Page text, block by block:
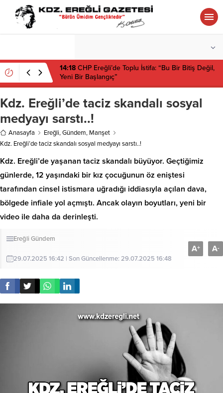
14:18 CHP Ereğli’de Toplu İstifa: “Bu Bir Bitiş Değil,
Yeni Bir Başlangıç”
Kdz. Ereğli’de taciz skandalı sosyal
medyayı sarstı..!
Anasayfa Ereğli,Gündem, Manşet
Kdz. Ereğli’de taciz skandalı sosyal medyayı sarstı..!
Kdz. Ereğli’de yaşanan taciz skandalı büyüyor. Geçtiğimiz
günlerde, 12 yaşındaki bir kız çocuğunun öz eniştesi
tarafından cinsel istismara uğradığı iddiasıyla açılan dava,
bölgede infiale yol açmıştı. Ancak olayın boyutları, yeni bir
video ile daha da derinleşti.
Ereğli Gündem
29.07.2025 16:42 | Son Güncellenme: 29.07.2025 16:48
A+ A-